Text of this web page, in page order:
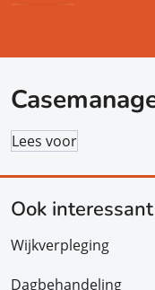
Lees voor
Ook interessant
Wijkverpleging
Dagbehandeling